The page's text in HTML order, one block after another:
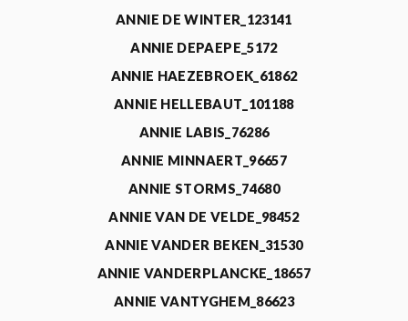
ANNIE DE WINTER_123141
ANNIE DEPAEPE_5172
ANNIE HAEZEBROEK_61862
ANNIE HELLEBAUT_101188
ANNIE LABIS_76286
ANNIE MINNAERT_96657
ANNIE STORMS_74680
ANNIE VAN DE VELDE_98452
ANNIE VANDER BEKEN_31530
ANNIE VANDERPLANCKE_18657
ANNIE VANTYGHEM_86623